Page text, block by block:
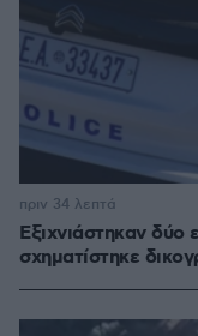
Εξιχνιάστηκαν
σχηματίστηκε
πριν 34 λεπτά